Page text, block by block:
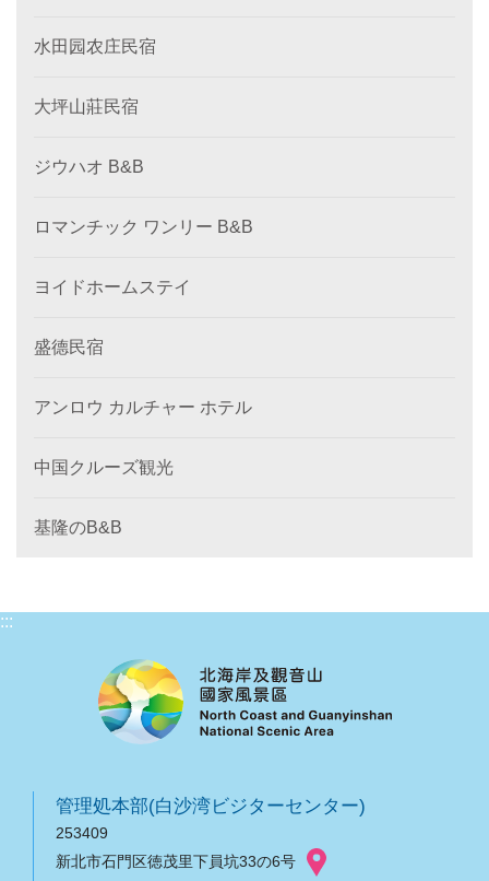
水田园农庄民宿
大坪山莊民宿
ジウハオ B&B
ロマンチック ワンリー B&B
ヨイドホームステイ
盛德民宿
アンロウ カルチャー ホテル
中国クルーズ観光
基隆のB&B
:::
管理処本部(白沙湾ビジターセンター)
253409
新北市石門区徳茂里下員坑33の6号